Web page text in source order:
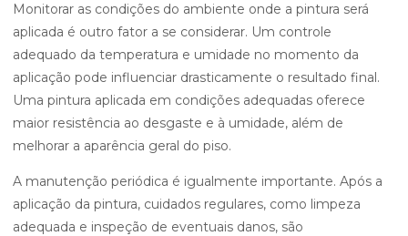
Monitorar as condições do ambiente onde a pintura será
aplicada é outro fator a se considerar. Um controle
adequado da temperatura e umidade no momento da
aplicação pode influenciar drasticamente o resultado final.
Uma pintura aplicada em condições adequadas oferece
maior resistência ao desgaste e à umidade, além de
melhorar a aparência geral do piso.
A manutenção periódica é igualmente importante. Após a
aplicação da pintura, cuidados regulares, como limpeza
adequada e inspeção de eventuais danos, são